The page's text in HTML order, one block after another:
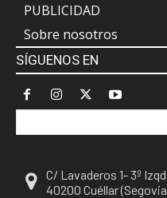
PUBLICIDAD
Sobre nosotros
SÍGUENOS EN
C/ Lavaderos 1- 3º
40200 Cuéllar